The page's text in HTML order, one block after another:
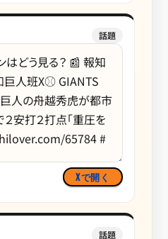
話題
Xで開く
話題